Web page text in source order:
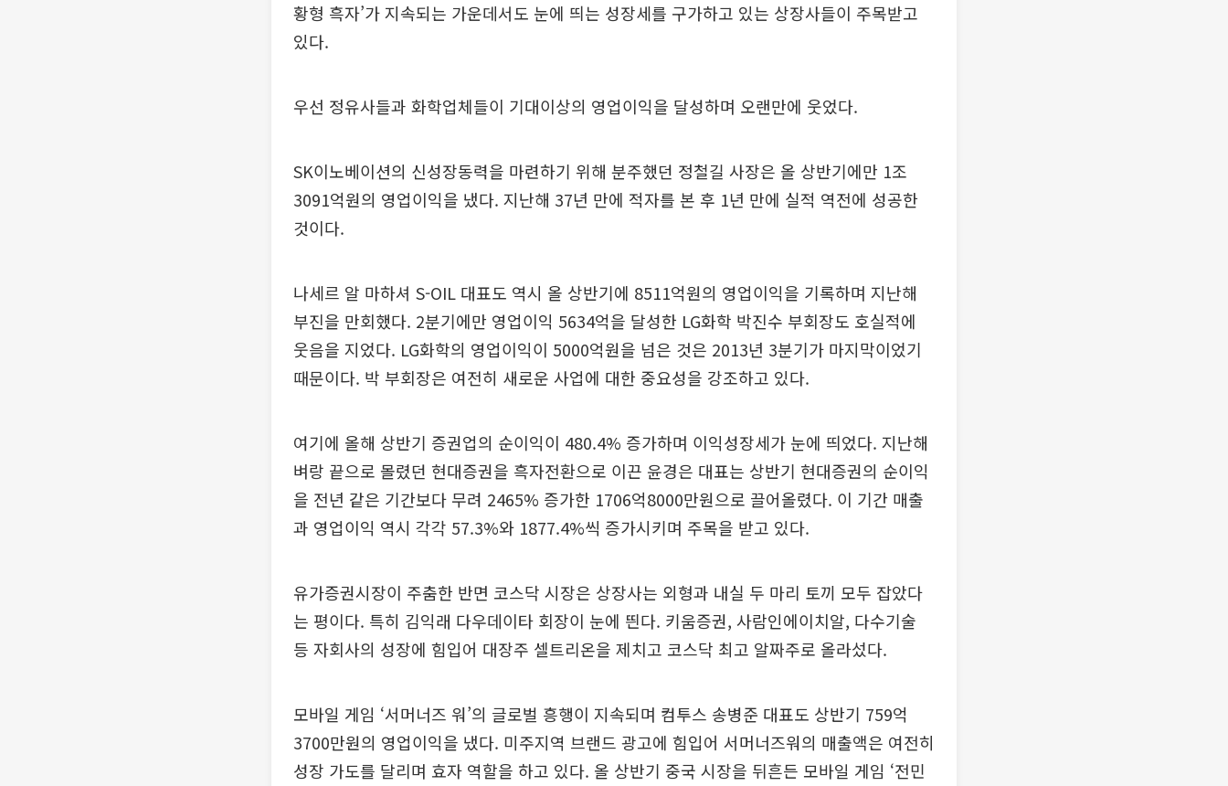
황형 흑자’가 지속되는 가운데서도 눈에 띄는 성장세를 구가하고 있는 상장사들이 주목받고
있다.
우선 정유사들과 화학업체들이 기대이상의 영업이익을 달성하며 오랜만에 웃었다.
SK이노베이션의 신성장동력을 마련하기 위해 분주했던 정철길 사장은 올 상반기에만 1조
3091억원의 영업이익을 냈다. 지난해 37년 만에 적자를 본 후 1년 만에 실적 역전에 성공한
것이다.
나세르 알 마하셔 S-OIL 대표도 역시 올 상반기에 8511억원의 영업이익을 기록하며 지난해
부진을 만회했다. 2분기에만 영업이익 5634억을 달성한 LG화학 박진수 부회장도 호실적에
웃음을 지었다. LG화학의 영업이익이 5000억원을 넘은 것은 2013년 3분기가 마지막이었기
때문이다. 박 부회장은 여전히 새로운 사업에 대한 중요성을 강조하고 있다.
여기에 올해 상반기 증권업의 순이익이 480.4% 증가하며 이익성장세가 눈에 띄었다. 지난해
벼랑 끝으로 몰렸던 현대증권을 흑자전환으로 이끈 윤경은 대표는 상반기 현대증권의 순이익
을 전년 같은 기간보다 무려 2465% 증가한 1706억8000만원으로 끌어올렸다. 이 기간 매출
과 영업이익 역시 각각 57.3%와 1877.4%씩 증가시키며 주목을 받고 있다.
유가증권시장이 주춤한 반면 코스닥 시장은 상장사는 외형과 내실 두 마리 토끼 모두 잡았다
는 평이다. 특히 김익래 다우데이타 회장이 눈에 띈다. 키움증권, 사람인에이치알, 다수기술
등 자회사의 성장에 힘입어 대장주 셀트리온을 제치고 코스닥 최고 알짜주로 올라섰다.
모바일 게임 ‘서머너즈 워’의 글로벌 흥행이 지속되며 컴투스 송병준 대표도 상반기 759억
3700만원의 영업이익을 냈다. 미주지역 브랜드 광고에 힘입어 서머너즈워의 매출액은 여전히
성장 가도를 달리며 효자 역할을 하고 있다. 올 상반기 중국 시장을 뒤흔든 모바일 게임 ‘전민